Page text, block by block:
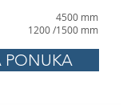
4500 mm
1200 /1500 mm
PONUKA